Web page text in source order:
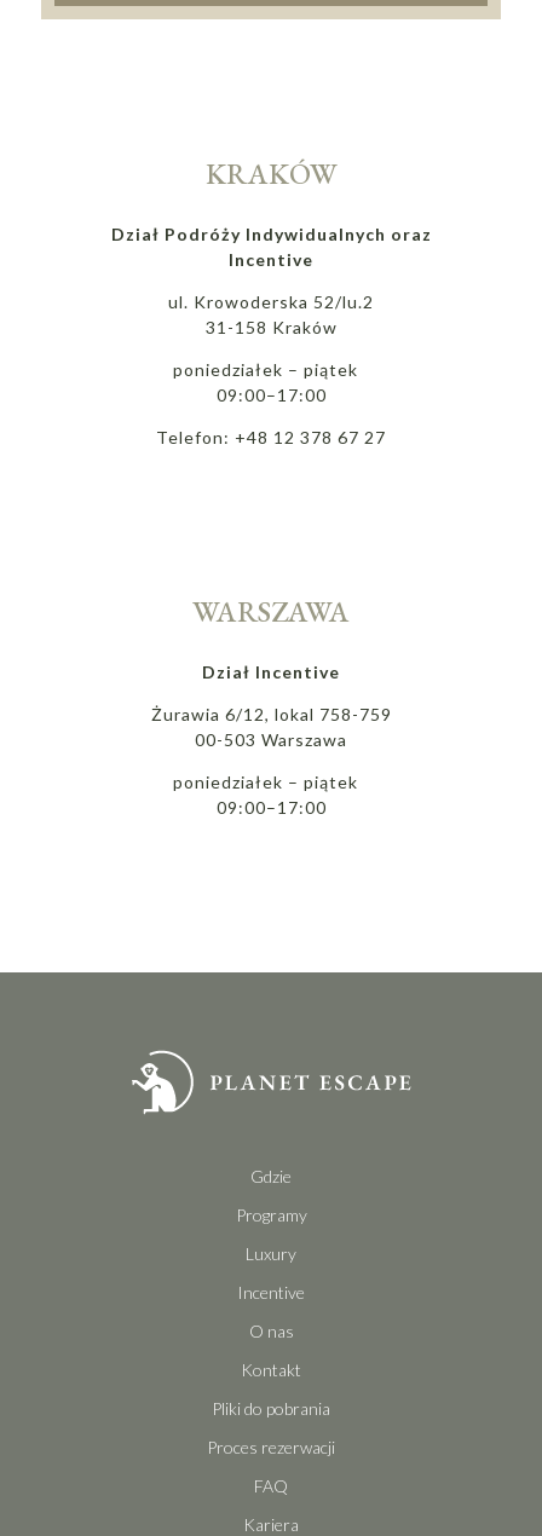
KRAKÓW
Dział Podróży Indywidualnych oraz
Incentive
ul. Krowoderska 52/lu.2
31-158 Kraków
poniedziałek – piątek
09:00–17:00
Telefon: +48 12 378 67 27
WARSZAWA
Dział Incentive
Żurawia 6/12, lokal 758-759
00-503 Warszawa
poniedziałek – piątek
09:00–17:00
Gdzie
Programy
Luxury
Incentive
O nas
Kontakt
Pliki do pobrania
Proces rezerwacji
FAQ
Kariera